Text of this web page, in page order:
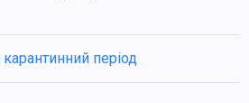
період